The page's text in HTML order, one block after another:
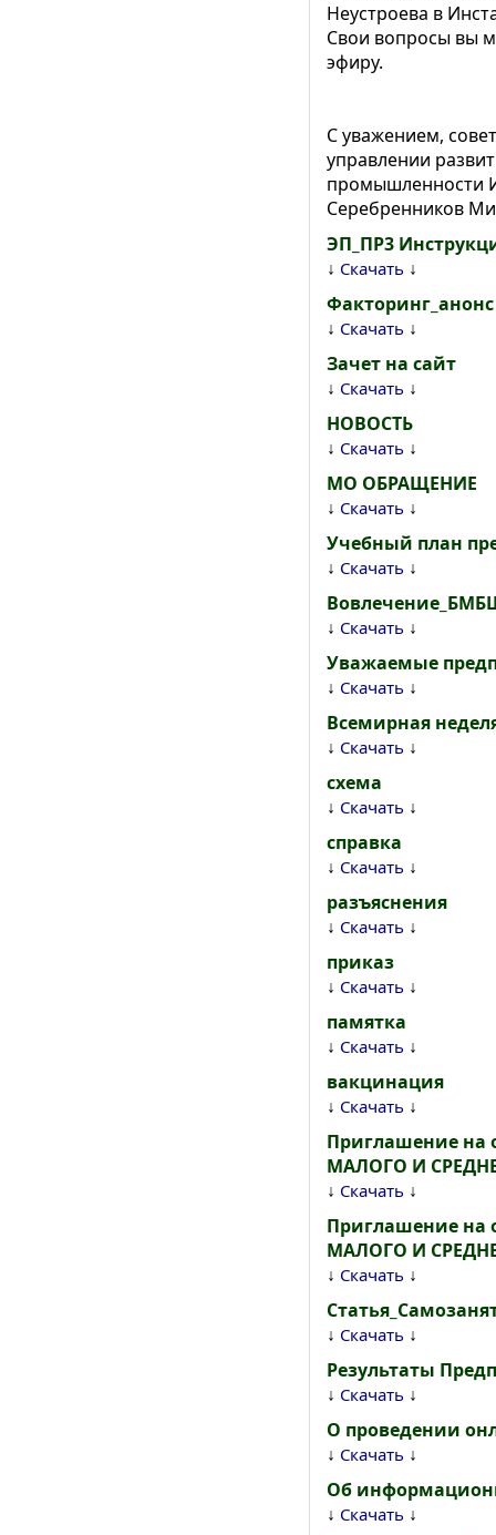
Неустроева в
Свои вопросы вы
эфиру.
С уважением,
управлении
промышленности
Серебренников
ЭП_ПР3
↓ Скачать ↓
Факторинг_анонс
↓ Скачать ↓
Зачет на сайт
↓ Скачать ↓
НОВОСТЬ
↓ Скачать ↓
МО ОБРАЩЕНИЕ
↓ Скачать ↓
Учебный план
↓ Скачать ↓
↓ Скачать ↓
Уважаемые
↓ Скачать ↓
Всемирная
↓ Скачать ↓
схема
↓ Скачать ↓
справка
↓ Скачать ↓
разъяснения
↓ Скачать ↓
приказ
↓ Скачать ↓
памятка
↓ Скачать ↓
вакцинация
↓ Скачать ↓
Приглашение
МАЛОГО И
↓ Скачать ↓
Приглашение
МАЛОГО И
↓ Скачать ↓
↓ Скачать ↓
Результаты
↓ Скачать ↓
О проведении
↓ Скачать ↓
Об
↓ Скачать ↓